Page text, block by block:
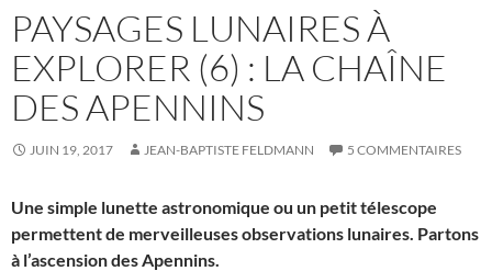
PAYSAGES LUNAIRES À
EXPLORER (6) : LA CHAÎNE
DES APENNINS
JUIN 19, 2017 JEAN-BAPTISTE FELDMANN 5 COMMENTAIRES
Une simple lunette astronomique ou un petit télescope
permettent de merveilleuses observations lunaires. Partons
à l’ascension des Apennins.